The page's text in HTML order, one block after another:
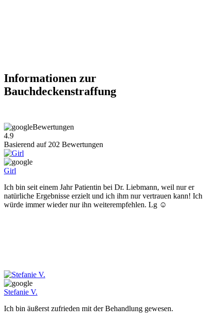
Informationen zur
Bauchdeckenstraffung
Bewertungen
4.9
Basierend auf 202 Bewertungen
Girl
Ich bin seit einem Jahr Patientin bei Dr. Liebmann, weil nur er
natürliche Ergebnisse erzielt und ich ihm nur vertrauen kann! Ich
würde immer wieder nur ihn weiterempfehlen. Lg ☺️
Stefanie V.
Ich bin äußerst zufrieden mit der Behandlung gewesen.